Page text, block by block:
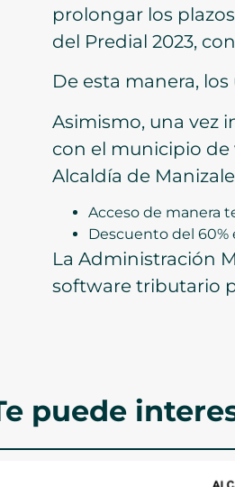
prolongar los
del Predial 2023,
De esta manera,
Asimismo, una vez
con el municipio de
Alcaldía de
Acceso de manera
Descuento del 60%
La Administración
software tributario
puede